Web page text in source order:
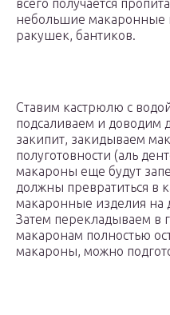
всего получается
небольшие макаронные
ракушек, бантиков.
Ставим кастрюлю с
подсаливаем и доводим
закипит, закидываем
полуготовности (аль
макароны еще будут
должны превратиться в
макаронные изделия на
Затем перекладываем в
макаронам полностью
макароны, можно